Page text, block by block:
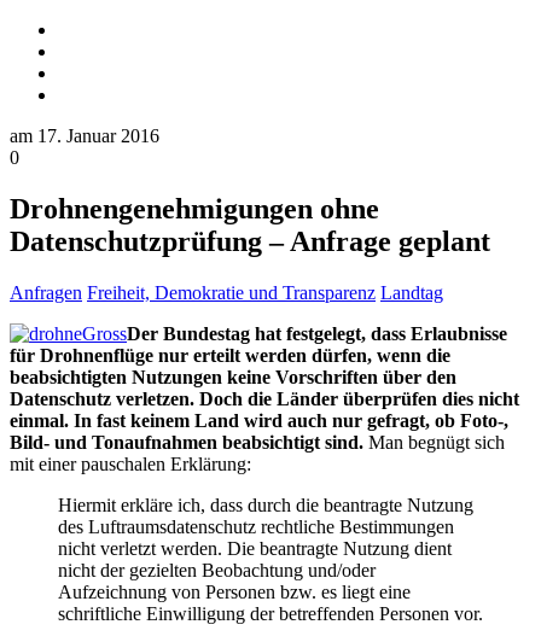
am 17. Januar 2016
0
Drohnengenehmigungen ohne
Datenschutzprüfung – Anfrage geplant
Anfragen Freiheit, Demokratie und Transparenz Landtag
Der Bundestag hat festgelegt, dass Erlaubnisse
für Drohnenflüge nur erteilt werden dürfen, wenn die
beabsichtigten Nutzungen keine Vorschriften über den
Datenschutz verletzen. Doch die Länder überprüfen dies nicht
einmal. In fast keinem Land wird auch nur gefragt, ob Foto-,
Bild- und Tonaufnahmen beabsichtigt sind. Man begnügt sich
mit einer pauschalen Erklärung:
Hiermit erkläre ich, dass durch die beantragte Nutzung
des Luftraumsdatenschutz rechtliche Bestimmungen
nicht verletzt werden. Die beantragte Nutzung dient
nicht der gezielten Beobachtung und/oder
Aufzeichnung von Personen bzw. es liegt eine
schriftliche Einwilligung der betreffenden Personen vor.